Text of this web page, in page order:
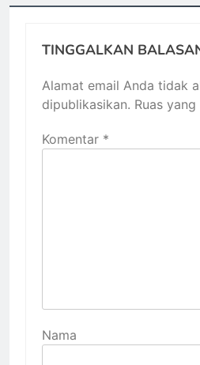
TINGGALKAN
Alamat email Anda tidak
dipublikasikan. Ruas
Komentar *
Nama